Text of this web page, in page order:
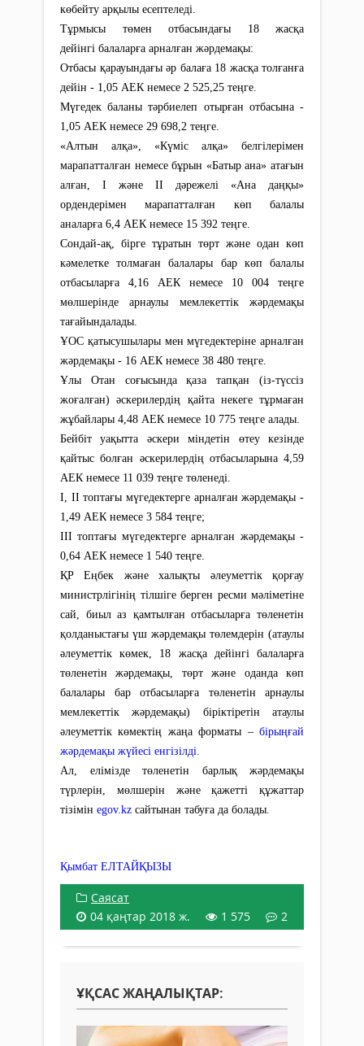
көбейту арқылы есептеледі.
Тұрмысы төмен отбасындағы 18 жасқа
дейінгі балаларға арналған жәрдемақы:
Отбасы қарауындағы әр балаға 18 жасқа толғанға
дейін - 1,05 АЕК немесе 2 525,25 теңге.
Мүгедек баланы тәрбиелеп отырған отбасына -
1,05 АЕК немесе 29 698,2 теңге.
«Алтын алқа», «Күміс алқа» белгілерімен
марапатталған немесе бұрын «Батыр ана» атағын
алған, I және II дәрежелі «Ана даңқы»
ордендерімен марапатталған көп балалы
аналарға 6,4 АЕК немесе 15 392 теңге.
Сондай-ақ, бірге тұратын төрт және одан көп
кәмелетке толмаған балалары бар көп балалы
отбасыларға 4,16 АЕК немесе 10 004 теңге
мөлшерінде арнаулы мемлекеттік жәрдемақы
тағайындалады.
ҰОС қатысушылары мен мүгедектеріне арналған
жәрдемақы - 16 АЕК немесе 38 480 теңге.
Ұлы Отан соғысында қаза тапқан (із-түссіз
жоғалған) әскерилердің қайта некеге тұрмаған
жұбайлары 4,48 АЕК немесе 10 775 теңге алады.
Бейбіт уақытта әскери міндетін өтеу кезінде
қайтыс болған әскерилердің отбасыларына 4,59
АЕК немесе 11 039 теңге төленеді.
I, II топтағы мүгедектерге арналған жәрдемақы -
1,49 АЕК немесе 3 584 теңге;
III топтағы мүгедектерге арналған жәрдемақы -
0,64 АЕК немесе 1 540 теңге.
ҚР Еңбек және халықты әлеуметтік қорғау
министрлігінің тілшіге берген ресми мәліметіне
сай, биыл аз қамтылған отбасыларға төленетін
қолданыстағы үш жәрдемақы төлемдерін (атаулы
әлеуметтік көмек, 18 жасқа дейінгі балаларға
төленетін жәрдемақы, төрт және оданда көп
балалары бар отбасыларға төленетін арнаулы
мемлекеттік жәрдемақы) біріктіретін атаулы
әлеуметтік көмектің жаңа форматы – бірыңғай
жәрдемақы жүйесі енгізілді.
Ал, елімізде төленетін барлық жәрдемақы
түрлерін, мөлшерін және қажетті құжаттар
тізімін egov.kz сайтынан табуға да болады.
Қымбат ЕЛТАЙҚЫЗЫ
Саясат
04 қаңтар 2018 ж.
1 575 2
ҰҚСАС ЖАҢАЛЫҚТАР: